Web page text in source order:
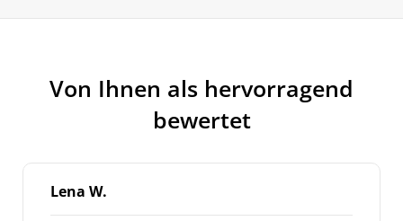
Von Ihnen als hervorragend
bewertet
Lena W.